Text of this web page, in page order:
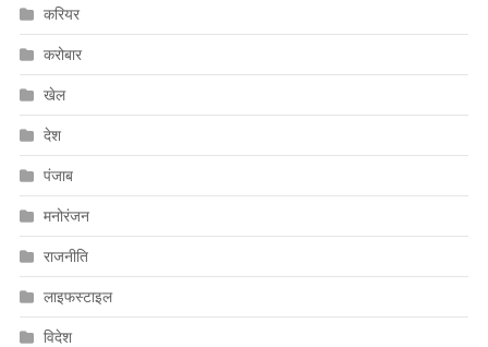
करियर
करोबार
खेल
देश
पंजाब
मनोरंजन
राजनीति
लाइफस्टाइल
विदेश